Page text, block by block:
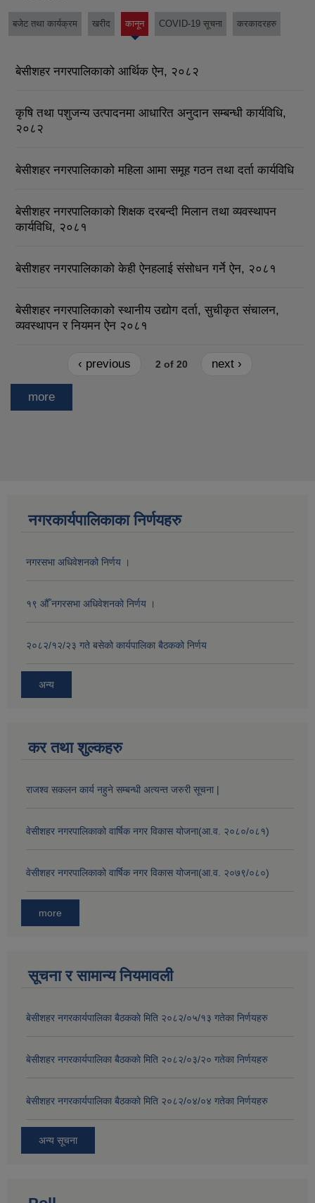
बजेट तथा कार्यक्रम खरीद कानून
(active
COVID-19 सूचना करकादरहरु
बेसीशहर नगरपालिकाको आर्थिक ऐन, २०८२
कृषि तथा पशुजन्य उत्पादनमा आधारित अनुदान सम्बन्धी कार्यविधि,
२०८२
बेसीशहर नगरपालिकाको महिला आमा समूह गठन तथा दर्ता कार्यविधि
बेसीशहर नगरपालिकाको शिक्षक दरबन्दी मिलान तथा व्यवस्थापन
कार्यविधि, २०८१
बेसीशहर नगरपालिकाको केही ऐनहलाई संसोधन गर्ने ऐन, २०८१
बेसीशहर नगरपालिकाको स्थानीय उद्योग दर्ता, सुचीकृत संचालन,
व्यवस्थापन र नियमन ऐन २०८१
‹ previous 2 of 20 next ›
more
नगरकार्यपालिकाका निर्णयहरु
नगरसभा अधिवेशनको निर्णय ।
१९ औँ नगरसभा अधिवेशनको निर्णय ।
२०८२/१२/२३ गते बसेको कार्यपालिका बैठकको निर्णय
अन्य
कर तथा शुल्कहरु
राजश्व सकलन कार्य नहुने सम्बन्धी अत्यन्त जरुरी सूचना |
वेसीशहर नगरपालिकाको वार्षिक नगर विकास योजना(आ.व. २०८०/०८१)
वेसीशहर नगरपालिकाको वार्षिक नगर विकास योजना(आ.व. २०७९/०८०)
more
सूचना र सामान्य नियमावली
बे‍‍सीशहर नगरकार्यपालिका बैठककाे मिति २०८२/०५/१३ गतेका निर्णयहरु
बे‍‍सीशहर नगरकार्यपालिका बैठककाे मिति २०८२/०३/२० गतेका निर्णयहरु
बे‍‍सीशहर नगरकार्यपालिका बैठककाे मिति २०८२/०४/०४ गतेका निर्णयहरु
अन्य सूचना